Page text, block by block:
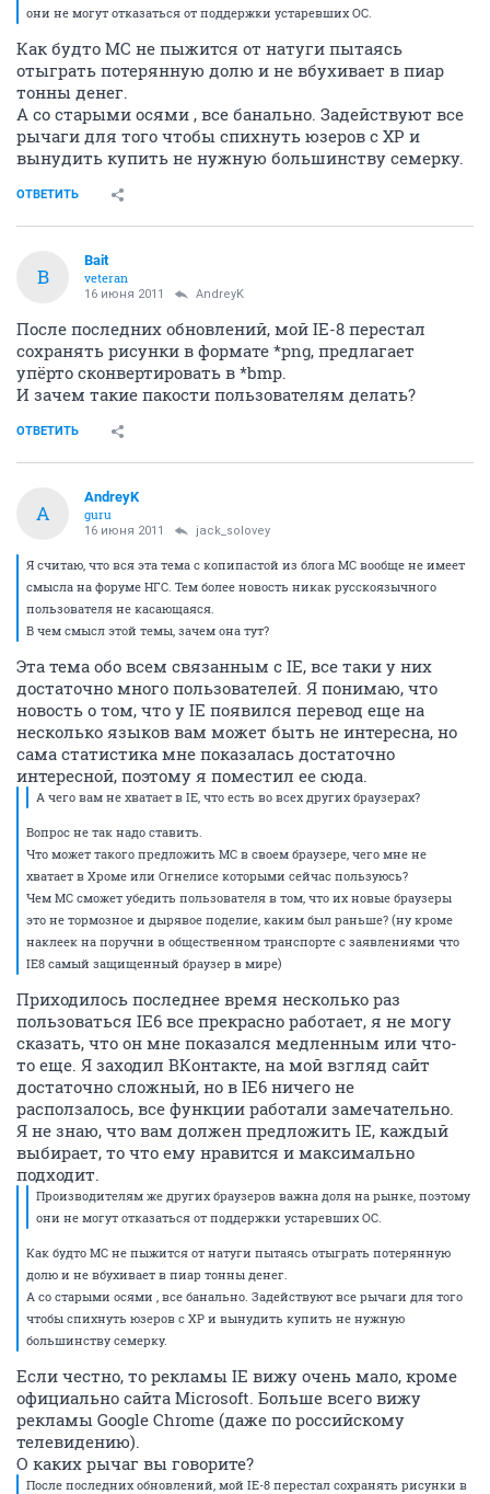
они не могут отказаться от поддержки устаревших ОС.
Как будто МС не пыжится от натуги пытаясь
отыграть потерянную долю и не вбухивает в пиар
тонны денег.
А со старыми осями , все банально. Задействуют все
рычаги для того чтобы спихнуть юзеров с ХР и
вынудить купить не нужную большинству семерку.
ОТВЕТИТЬ
B
Bait
veteran
16 июня 2011 AndreyK
После последних обновлений, мой IE-8 перестал
сохранять рисунки в формате *png, предлагает
упёрто сконвертировать в *bmp.
И зачем такие пакости пользователям делать?
ОТВЕТИТЬ
A
AndreyK
guru
16 июня 2011 jack_solovey
Я считаю, что вся эта тема с копипастой из блога МС вообще не имеет
смысла на форуме НГС. Тем более новость никак русскоязычного
пользователя не касающаяся.
В чем смысл этой темы, зачем она тут?
Эта тема обо всем связанным с IE, все таки у них
достаточно много пользователей. Я понимаю, что
новость о том, что у IE появился перевод еще на
несколько языков вам может быть не интересна, но
сама статистика мне показалась достаточно
интересной, поэтому я поместил ее сюда.
А чего вам не хватает в IE, что есть во всех других браузерах?
Вопрос не так надо ставить.
Что может такого предложить МС в своем браузере, чего мне не
хватает в Хроме или Огнелисе которыми сейчас пользуюсь?
Чем МС сможет убедить пользователя в том, что их новые браузеры
это не тормозное и дырявое поделие, каким был раньше? (ну кроме
наклеек на поручни в общественном транспорте с заявлениями что
IE8 самый защищенный браузер в мире)
Приходилось последнее время несколько раз
пользоваться IE6 все прекрасно работает, я не могу
сказать, что он мне показался медленным или что-
то еще. Я заходил ВКонтакте, на мой взгляд сайт
достаточно сложный, но в IE6 ничего не
расползалось, все функции работали замечательно.
Я не знаю, что вам должен предложить IE, каждый
выбирает, то что ему нравится и максимально
подходит.
Производителям же других браузеров важна доля на рынке, поэтому
они не могут отказаться от поддержки устаревших ОС.
Как будто МС не пыжится от натуги пытаясь отыграть потерянную
долю и не вбухивает в пиар тонны денег.
А со старыми осями , все банально. Задействуют все рычаги для того
чтобы спихнуть юзеров с ХР и вынудить купить не нужную
большинству семерку.
Если честно, то рекламы IE вижу очень мало, кроме
официально сайта Microsoft. Больше всего вижу
рекламы Google Chrome (даже по российскому
телевидению).
О каких рычаг вы говорите?
После последних обновлений, мой IE-8 перестал сохранять рисунки в